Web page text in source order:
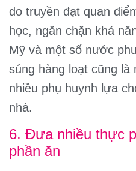
do truyền đạt quan
học, ngăn chặn khả
Mỹ và một số nước
súng hàng loạt cũng là
nhiều phụ huynh lựa
nhà.
6. Đưa nhiều thực
phần ăn